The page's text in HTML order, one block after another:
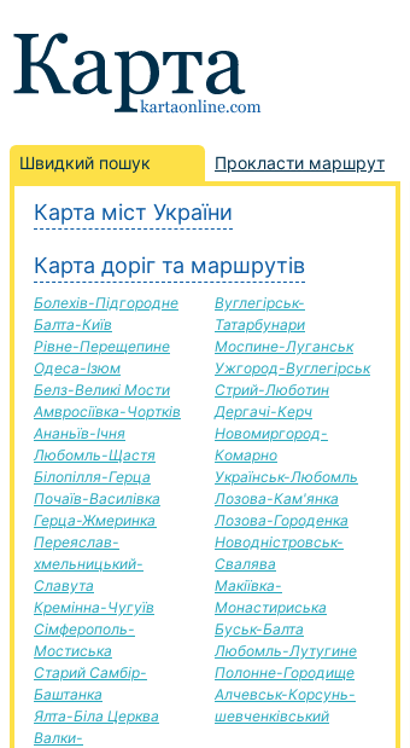
Швидкий пошук Прокласти маршрут
Карта міст України
Карта доріг та маршрутів
Болехів-Підгородне
Балта-Київ
Рівне-Перещепине
Одеса-Ізюм
Белз-Великі Мости
Амвросіївка-Чортків
Ананьїв-Ічня
Любомль-Щастя
Білопілля-Герца
Почаїв-Василівка
Герца-Жмеринка
Переяслав-
хмельницький-
Славута
Кремінна-Чугуїв
Сімферополь-
Мостиська
Старий Самбір-
Баштанка
Ялта-Біла Церква
Валки-
Вуглегірськ-
Татарбунари
Моспине-Луганськ
Ужгород-Вуглегірськ
Стрий-Люботин
Дергачі-Керч
Новомиргород-
Комарно
Українськ-Любомль
Лозова-Кам'янка
Лозова-Городенка
Новодністровськ-
Свалява
Макіївка-
Монастириська
Буськ-Балта
Любомль-Лутугине
Полонне-Городище
Алчевськ-Корсунь-
шевченківський